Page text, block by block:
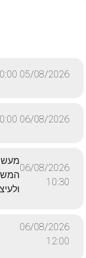
05/08/2026 10:00
06/08/2026 10:00
06/08/2026
10:30
06/08/2026
12:00